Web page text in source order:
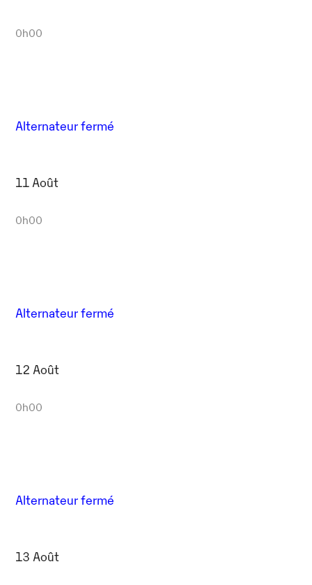
0h00
Alternateur fermé
11 Août
0h00
Alternateur fermé
12 Août
0h00
Alternateur fermé
13 Août